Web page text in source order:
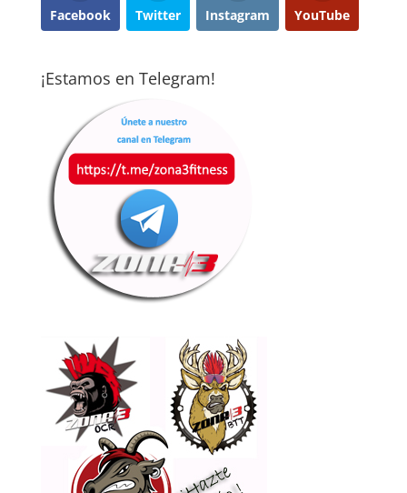
Facebook Twitter Instagram YouTube
¡Estamos en Telegram!